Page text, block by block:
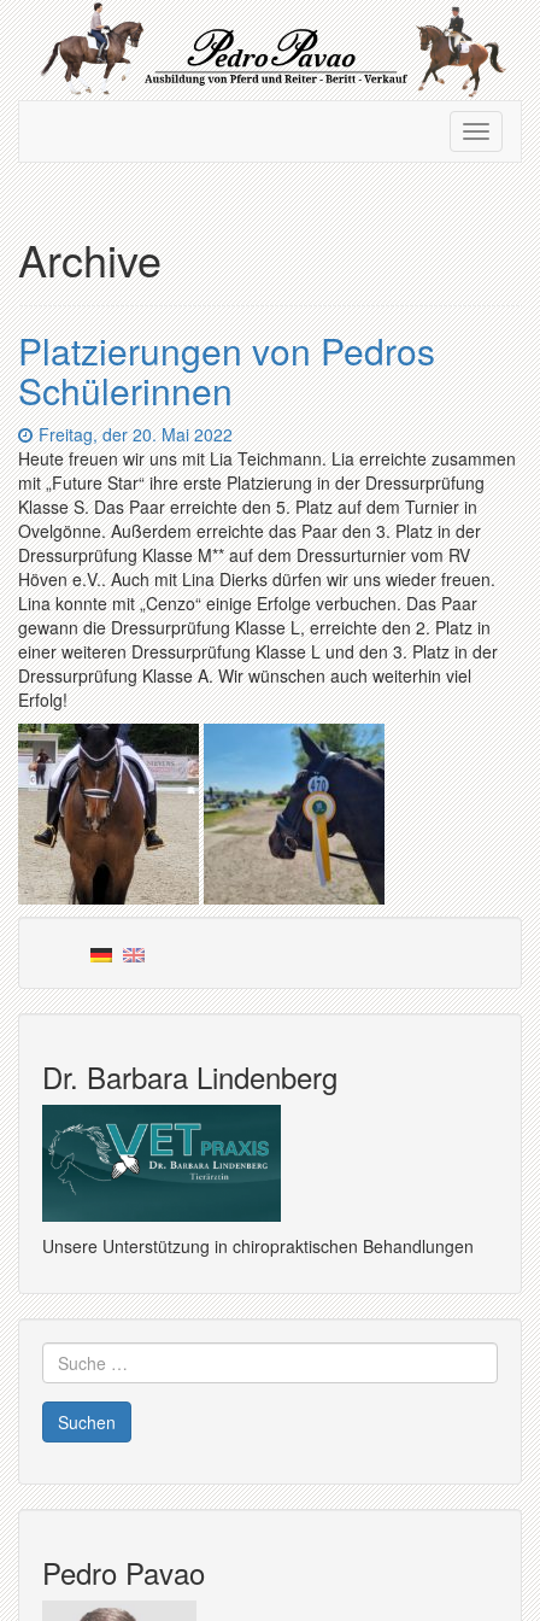
Zum
Hauptinhalt
springen
ein-/
Archive
Platzierungen von Pedros
Schülerinnen
Datum:
Freitag, der 20. Mai 2022
Heute freuen wir uns mit Lia Teichmann. Lia erreichte zusammen
mit „Future Star“ ihre erste Platzierung in der Dressurprüfung
Klasse S. Das Paar erreichte den 5. Platz auf dem Turnier in
Ovelgönne. Außerdem erreichte das Paar den 3. Platz in der
Dressurprüfung Klasse M** auf dem Dressurturnier vom RV
Höven e.V.. Auch mit Lina Dierks dürfen wir uns wieder freuen.
Lina konnte mit „Cenzo“ einige Erfolge verbuchen. Das Paar
gewann die Dressurprüfung Klasse L, erreichte den 2. Platz in
einer weiteren Dressurprüfung Klasse L und den 3. Platz in der
Dressurprüfung Klasse A. Wir wünschen auch weiterhin viel
Erfolg!
Dr. Barbara Lindenberg
Unsere Unterstützung in chiropraktischen Behandlungen
Suche
nach:
Pedro Pavao